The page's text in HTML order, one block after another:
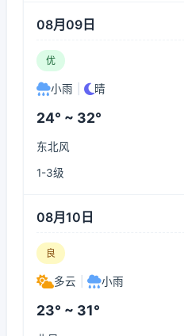
08月09日
优
小雨 晴
24° ~ 32°
东北风
1-3级
08月10日
良
多云 小雨
23° ~ 31°